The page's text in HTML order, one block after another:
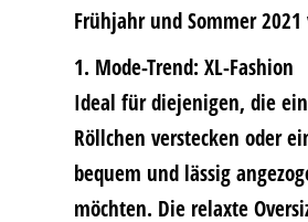
Frühjahr und Sommer
1. Mode-Trend: XL-Fashion
Ideal für diejenigen, die
Röllchen verstecken oder
bequem und lässig
möchten. Die relaxte